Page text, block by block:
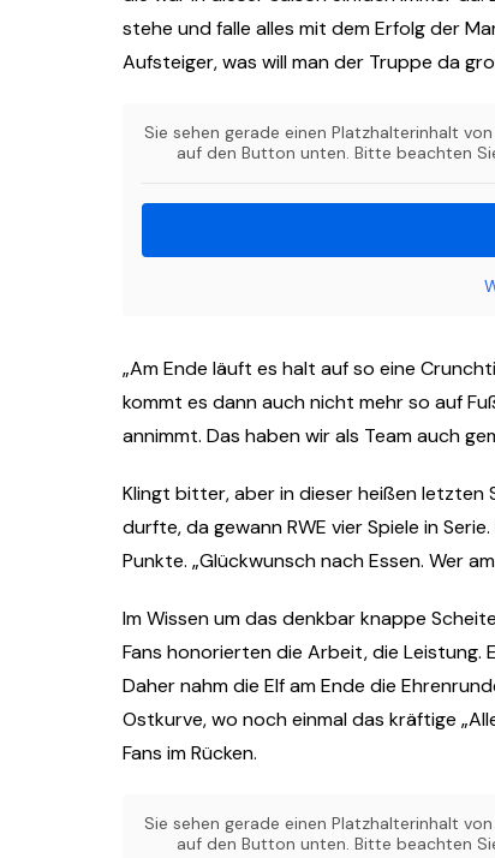
stehe und falle alles mit dem Erfolg der
Aufsteiger, was will man der Truppe da
Sie sehen gerade einen Platzhalterinhalt von
auf den Button unten. Bitte beachten
„Am Ende läuft es halt auf so eine
kommt es dann auch nicht mehr so auf
annimmt. Das haben wir als Team auch
Klingt bitter, aber in dieser heißen letzten
durfte, da gewann RWE vier Spiele in
Punkte. „Glückwunsch nach Essen. Wer
Im Wissen um das denkbar knappe
Fans honorierten die Arbeit, die
Daher nahm die Elf am Ende die
Ostkurve, wo noch einmal das kräftige
Fans im Rücken.
Sie sehen gerade einen Platzhalterinhalt von
auf den Button unten. Bitte beachten